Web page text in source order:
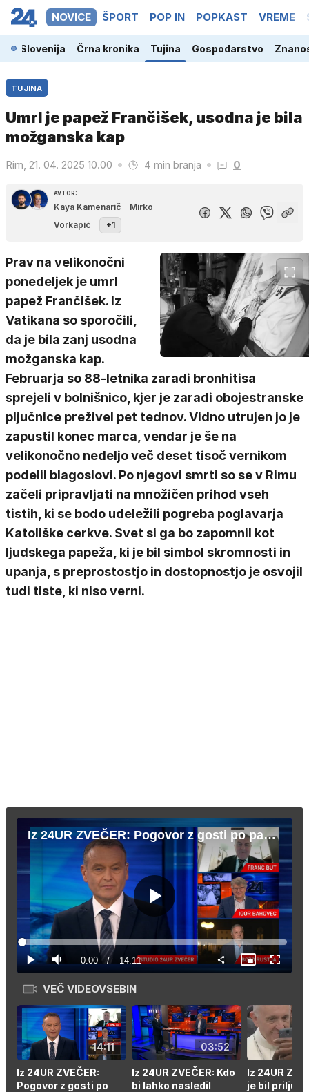
NOVICE ŠPORT POP IN POPKAST VREME
Slovenija Črna kronika Tujina Gospodarstvo
TUJINA
Umrl je papež Frančišek, usodna je bila
možganska kap
Rim, 21. 04. 2025 10.00 4 min branja 0
AVTOR:
Kaya Kamenarič
Mirko
Vorkapić
+1
Prav na velikonočni
ponedeljek je umrl
papež Frančišek. Iz
Vatikana so sporočili,
da je bila zanj usodna
možganska kap.
Februarja so 88-letnika zaradi bronhitisa
sprejeli v bolnišnico, kjer je zaradi obojestranske
pljučnice preživel pet tednov. Vidno utrujen jo je
zapustil konec marca, vendar je še na
velikonočno nedeljo več deset tisoč vernikom
podelil blagoslovi. Po njegovi smrti so se v Rimu
začeli pripravljati na množičen prihod vseh
tistih, ki se bodo udeležili pogreba poglavarja
Katoliške cerkve. Svet si ga bo zapomnil kot
ljudskega papeža, ki je bil simbol skromnosti in
upanja, s preprostostjo in dostopnostjo je osvojil
tudi tiste, ki niso verni.
Iz 24UR ZVEČER: Pogovor z gosti po papeževi smrti
Predvajaj
Predvajaj
Tiho Current
Time
0:00 / Duration
14:11
Loaded:
1.17%
Slika
v
način
VEČ VIDEOVSEBIN
14:11
Iz 24UR ZVEČER:
Pogovor z gosti po
03:52
Iz 24UR ZVEČER: Kdo
bi lahko nasledil
Iz 24UR
je bil